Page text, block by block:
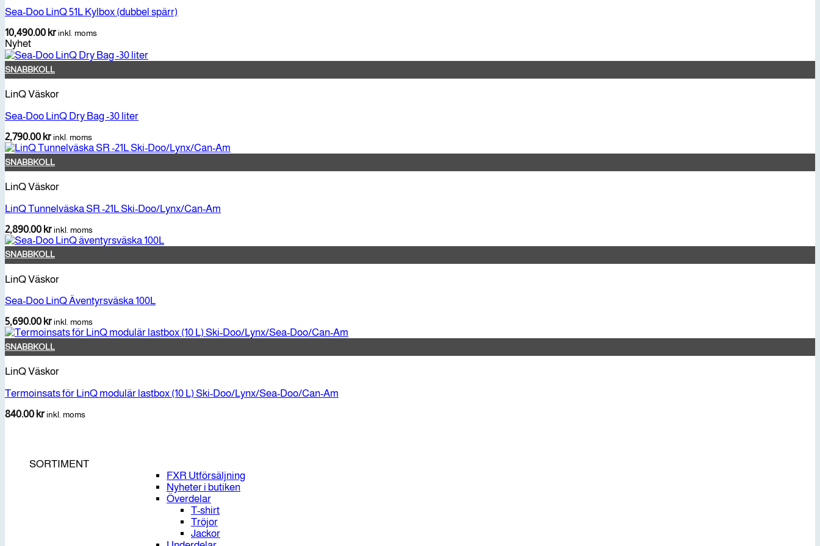
Sea-Doo LinQ 51L Kylbox (dubbel spärr)
10,490.00 krinkl. moms
Nyhet
SNABBKOLL
LinQ Väskor
Sea-Doo LinQ Dry Bag -30 liter
2,790.00 krinkl. moms
SNABBKOLL
LinQ Väskor
LinQ Tunnelväska SR -21L Ski-Doo/Lynx/Can-Am
2,890.00 krinkl. moms
SNABBKOLL
LinQ Väskor
Sea-Doo LinQ Äventyrsväska 100L
5,690.00 krinkl. moms
SNABBKOLL
LinQ Väskor
Termoinsats för LinQ modulär lastbox (10 L) Ski-Doo/Lynx/Sea-Doo/Can-Am
840.00 krinkl. moms
SORTIMENT
FXR Utförsäljning
Nyheter i butiken
Överdelar
T-shirt
Tröjor
Jackor